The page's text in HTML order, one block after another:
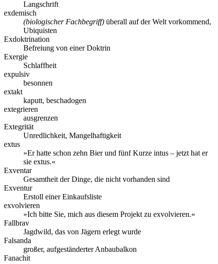
Langschrift
exdemisch
(biologischer Fachbegriff) überall auf der Welt vorkommend,
Ubiquisten
Exdoktrination
Befreiung von einer Doktrin
Exergie
Schlaffheit
expulsiv
besonnen
extakt
kaputt, beschadogen
extegrieren
ausgrenzen
Extegrität
Unredlichkeit, Mangelhaftigkeit
extus
»Er hatte schon zehn Bier und fünf Kurze intus – jetzt hat er
sie extus.«
Exventar
Gesamtheit der Dinge, die nicht vorhanden sind
Exventur
Erstoll einer Einkaufsliste
exvolvieren
»Ich bitte Sie, mich aus diesem Projekt zu exvolvieren.«
Fallbrav
Jagdwild, das von Jägern erlegt wurde
Falsanda
großer, aufgeständerter Anbaubalkon
Fanachit